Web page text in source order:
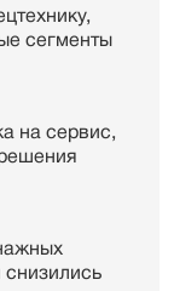
сегменты
на сервис,
снизились